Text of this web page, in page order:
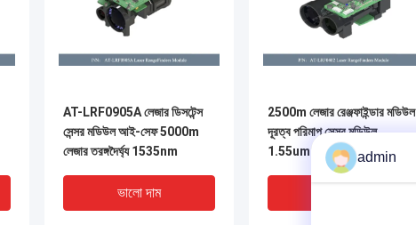
AT-LRF0905A লেজার ডিসটেন্স
সেন্সর মডিউল আই-সেফ 5000m
লেজার তরঙ্গদৈর্ঘ্য 1535nm
ভালো দাম
2500m লেজার রেঞ্জফাইন্ডার মডিউল
দূরত্ব পরিমাপ সেন্সর মডিউল
1.55um
admin